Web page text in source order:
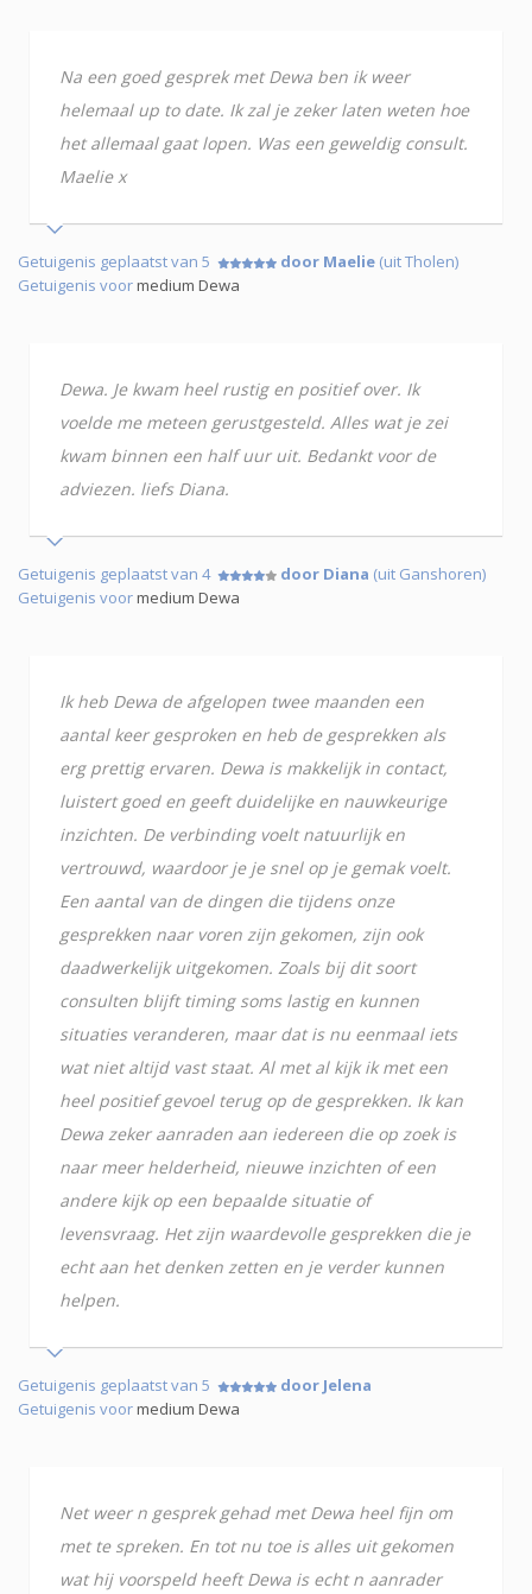
Na een goed gesprek met Dewa ben ik weer
helemaal up to date. Ik zal je zeker laten weten hoe
het allemaal gaat lopen. Was een geweldig consult.
Maelie x
Getuigenis geplaatst van 5 door Maelie (uit Tholen)
Getuigenis voormedium Dewa
Dewa. Je kwam heel rustig en positief over. Ik
voelde me meteen gerustgesteld. Alles wat je zei
kwam binnen een half uur uit. Bedankt voor de
adviezen. liefs Diana.
Getuigenis geplaatst van 4 door Diana (uit Ganshoren)
Getuigenis voormedium Dewa
Ik heb Dewa de afgelopen twee maanden een
aantal keer gesproken en heb de gesprekken als
erg prettig ervaren. Dewa is makkelijk in contact,
luistert goed en geeft duidelijke en nauwkeurige
inzichten. De verbinding voelt natuurlijk en
vertrouwd, waardoor je je snel op je gemak voelt.
Een aantal van de dingen die tijdens onze
gesprekken naar voren zijn gekomen, zijn ook
daadwerkelijk uitgekomen. Zoals bij dit soort
consulten blijft timing soms lastig en kunnen
situaties veranderen, maar dat is nu eenmaal iets
wat niet altijd vast staat. Al met al kijk ik met een
heel positief gevoel terug op de gesprekken. Ik kan
Dewa zeker aanraden aan iedereen die op zoek is
naar meer helderheid, nieuwe inzichten of een
andere kijk op een bepaalde situatie of
levensvraag. Het zijn waardevolle gesprekken die je
echt aan het denken zetten en je verder kunnen
helpen.
Getuigenis geplaatst van 5
door Jelena
Getuigenis voormedium Dewa
Net weer n gesprek gehad met Dewa heel fijn om
met te spreken. En tot nu toe is alles uit gekomen
wat hij voorspeld heeft Dewa is echt n aanrader